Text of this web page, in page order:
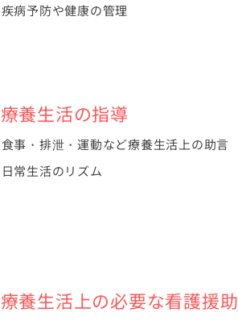
疾病予防や健康の管理
療養生活の指導
食事・排泄・運動など療養生活上の助言
日常生活のリズム
療養生活上の必要な看護援助